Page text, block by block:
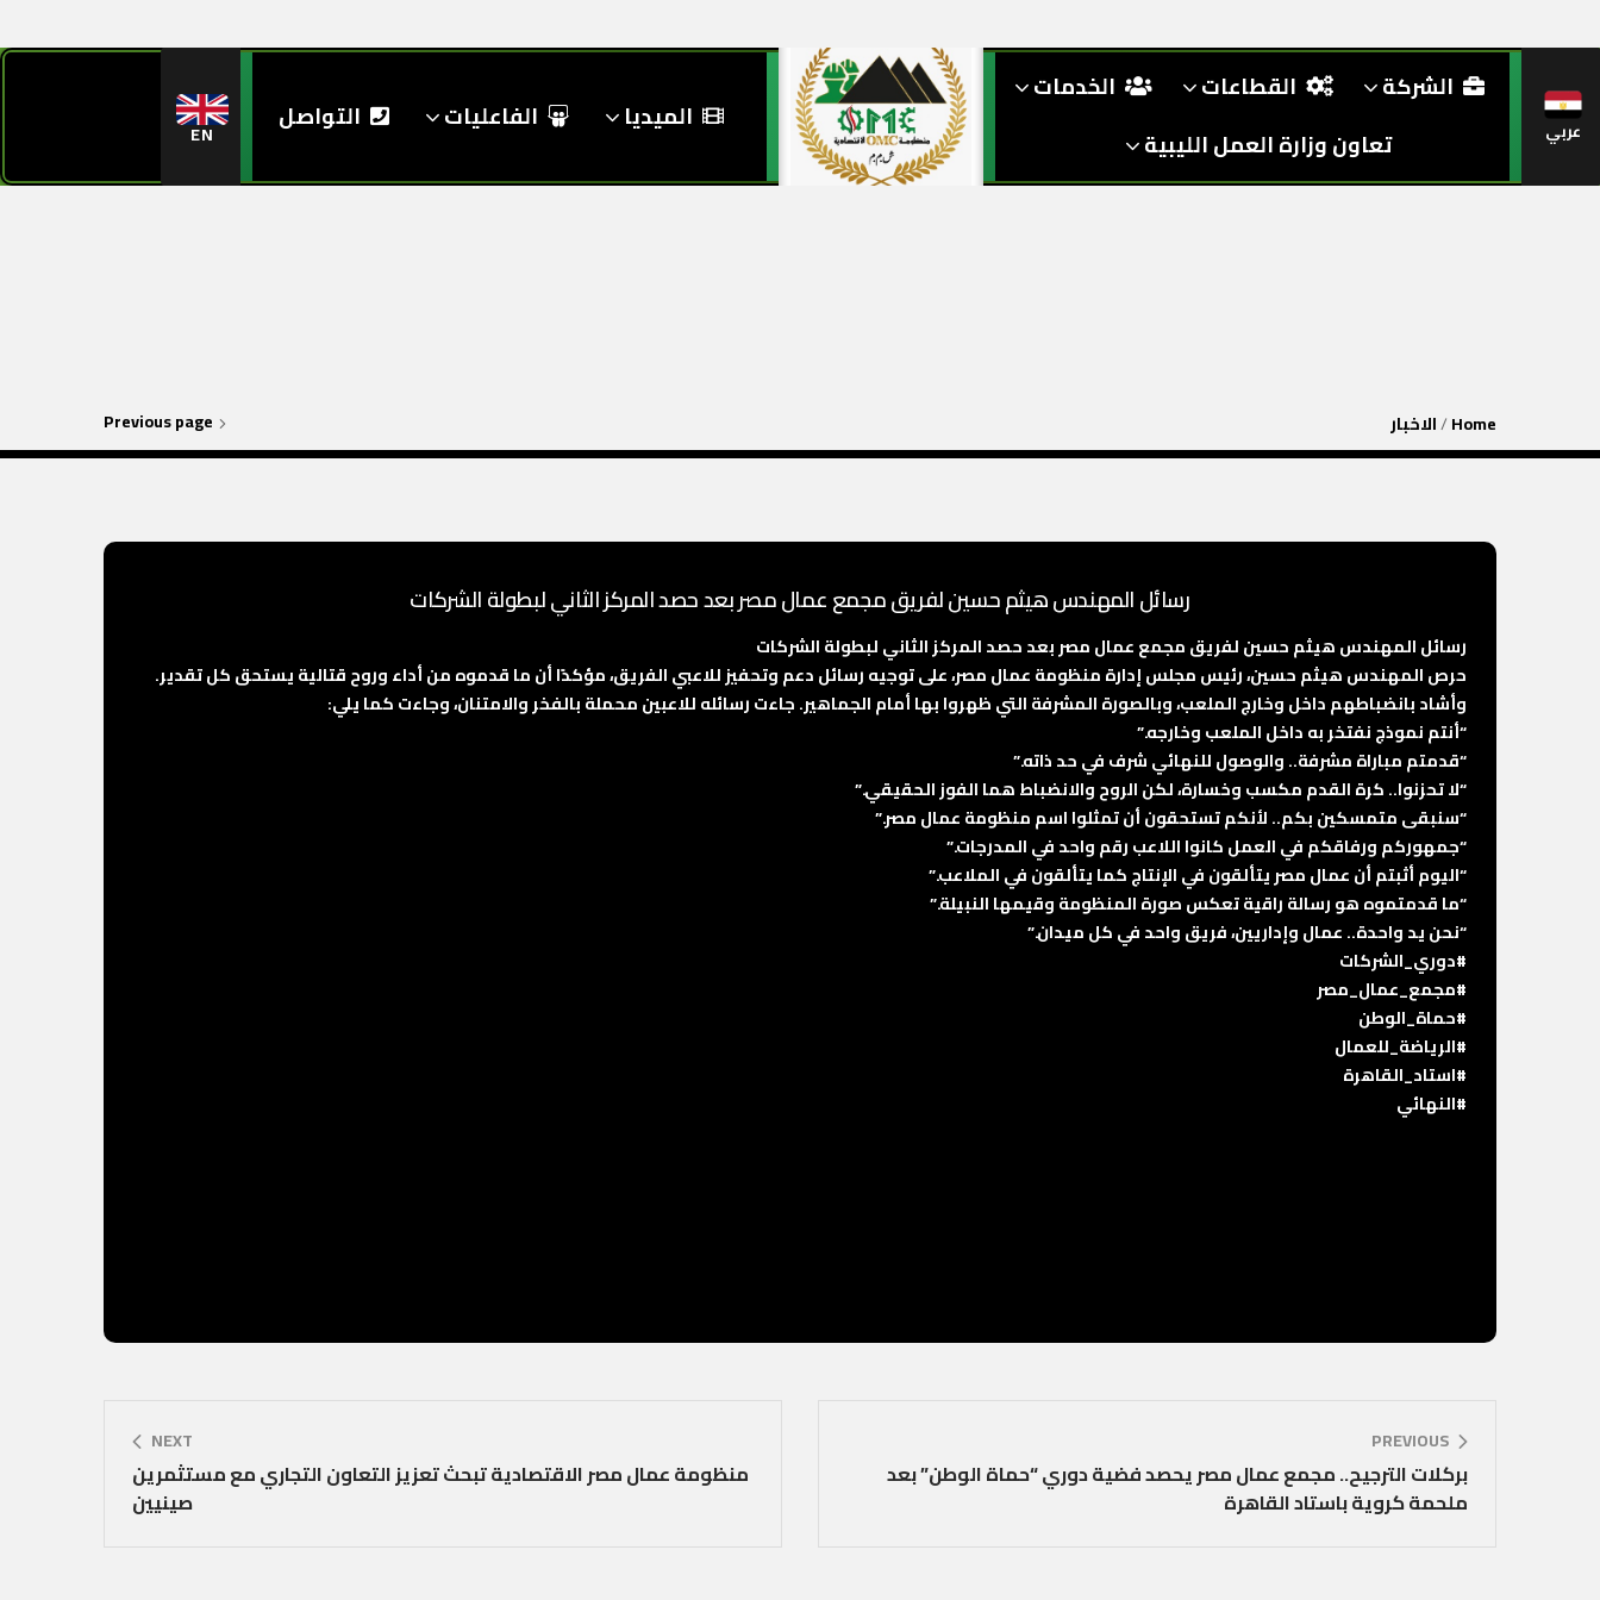
عربي
الشركة القطاعات
الخدمات
تعاون وزارة العمل الليبية
الميديا الفاعليات التواصل EN
Home
/الاخبار Previous page
رسائل المهندس هيثم حسين لفريق مجمع عمال مصر بعد حصد المركز الثاني لبطولة الشركات
رسائل المهندس هيثم حسين لفريق مجمع عمال مصر بعد حصد المركز الثاني لبطولة الشركات
حرص المهندس هيثم حسين، رئيس مجلس إدارة منظومة عمال مصر، على توجيه رسائل دعم وتحفيز للاعبي الفريق، مؤكدًا أن ما قدموه من أداء وروح قتالية يستحق كل تقدير.
وأشاد بانضباطهم داخل وخارج الملعب، وبالصورة المشرفة التي ظهروا بها أمام الجماهير. جاءت رسائله للاعبين محملة بالفخر والامتنان، وجاءت كما يلي:
“أنتم نموذج نفتخر به داخل الملعب وخارجه.”
“قدمتم مباراة مشرفة.. والوصول للنهائي شرف في حد ذاته.”
“لا تحزنوا.. كرة القدم مكسب وخسارة، لكن الروح والانضباط هما الفوز الحقيقي.”
“سنبقى متمسكين بكم.. لأنكم تستحقون أن تمثلوا اسم منظومة عمال مصر.”
“جمهوركم ورفاقكم في العمل كانوا اللاعب رقم واحد في المدرجات.”
“اليوم أثبتم أن عمال مصر يتألقون في الإنتاج كما يتألقون في الملاعب.”
“ما قدمتموه هو رسالة راقية تعكس صورة المنظومة وقيمها النبيلة.”
“نحن يد واحدة.. عمال وإداريين، فريق واحد في كل ميدان.”
#دوري_الشركات
#مجمع_عمال_مصر
#حماة_الوطن
#الرياضة_للعمال
#استاد_القاهرة
#النهائي
PREVIOUS
بركلات الترجيح.. مجمع عمال مصر يحصد فضية دوري “حماة الوطن” بعد
ملحمة كروية باستاد القاهرة
NEXT
منظومة عمال مصر الاقتصادية تبحث تعزيز التعاون التجاري مع مستثمرين
صينيين